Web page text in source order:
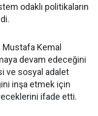
odaklı politikaların
Mustafa Kemal
devam edeceğini
ve sosyal adalet
inşa etmek için
ifade etti.